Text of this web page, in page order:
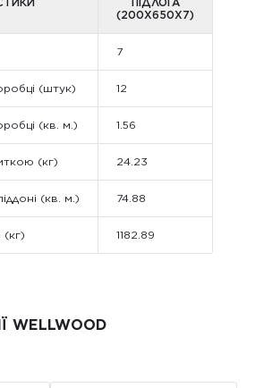
(200Х650X7)
7
(штук) 12
(кв. м.) 1.56
(кг) 24.23
(кв. м.) 74.88
(кг) 1182.89
WELLWOOD